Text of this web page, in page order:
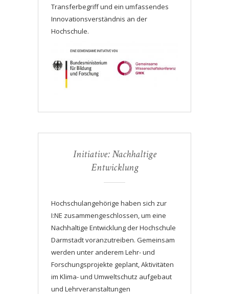
Transferbegriff und ein umfassendes
Innovationsverständnis an der
Hochschule.
Initiative: Nachhaltige
Entwicklung
Hochschulangehörige haben sich zur
I:NE zusammengeschlossen, um eine
Nachhaltige Entwicklung der Hochschule
Darmstadt voranzutreiben. Gemeinsam
werden unter anderem Lehr- und
Forschungsprojekte geplant, Aktivitäten
im Klima- und Umweltschutz aufgebaut
und Lehrveranstaltungen